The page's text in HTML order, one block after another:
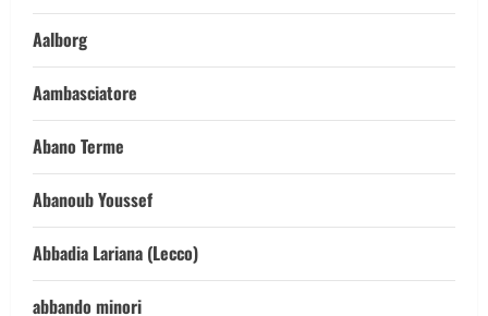
Aalborg
Aambasciatore
Abano Terme
Abanoub Youssef
Abbadia Lariana (Lecco)
abbando minori